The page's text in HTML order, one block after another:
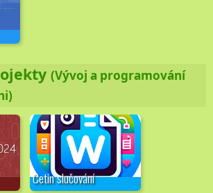
(Vývoj a programování
Cetin slučování